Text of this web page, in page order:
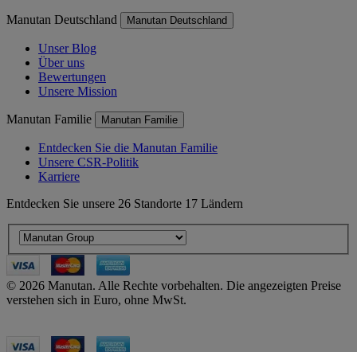
Manutan Deutschland Manutan Deutschland
Unser Blog
Über uns
Bewertungen
Unsere Mission
Manutan Familie Manutan Familie
Entdecken Sie die Manutan Familie
Unsere CSR-Politik
Karriere
Entdecken Sie unsere 26 Standorte 17 Ländern
© 2026 Manutan. Alle Rechte vorbehalten. Die angezeigten Preise
verstehen sich in Euro, ohne MwSt.